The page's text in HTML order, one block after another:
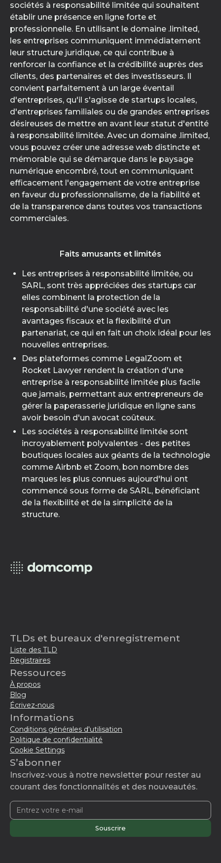
sociétés à responsabilité limitée qui souhaitent
établir une présence en ligne forte et
professionnelle. En utilisant le domaine .limited,
les entreprises communiquent immédiatement
leur structure juridique, ce qui contribue à
renforcer la confiance et la crédibilité auprès des
clients, des partenaires et des investisseurs. Il
convient parfaitement à un large éventail
d'entreprises, qu'il s'agisse de startups locales,
d'entreprises familiales ou de grandes entreprises
désireuses de mettre en avant leur statut d'entité
à responsabilité limitée. Avec un domaine .limited,
vous pouvez créer une adresse web distincte et
mémorable qui se démarque dans le paysage
numérique encombré, tout en communiquant
efficacement l'engagement de votre entreprise
en faveur du professionnalisme, de la fiabilité et
de la transparence dans toutes vos transactions
commerciales.
Faits amusants et limités
Les entreprises à responsabilité limitée, ou
SARL, sont très appréciées des startups car
elles combinent la protection de la
responsabilité d'une société avec les
avantages fiscaux et la flexibilité d'un
partenariat, ce qui en fait un choix idéal pour les
nouvelles entreprises.
Des plateformes comme LegalZoom et
Rocket Lawyer rendent la création d'une
entreprise à responsabilité limitée plus facile
que jamais, permettant aux entrepreneurs de
gérer la paperasserie juridique en ligne sans
avoir besoin d'un avocat coûteux.
Les sociétés à responsabilité limitée sont
incroyablement polyvalentes - des petites
boutiques locales aux géants de la technologie
comme Airbnb et Zoom, bon nombre des
marques les plus connues aujourd'hui ont
commencé sous forme de SARL, bénéficiant
de la flexibilité et de la simplicité de la
structure.
TLDs et bureaux d'enregistrement
Liste des TLD
Registraires
Ressources
À propos
Blog
Écrivez-nous
Informations
Conditions générales d'utilisation
Politique de confidentialité
Cookie Settings
S’abonner
Inscrivez-vous à notre newsletter pour rester au
courant des fonctionnalités et des nouveautés.